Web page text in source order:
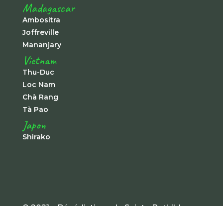
Madagascar
Ambositra
Joffreville
Mananjary
Vietnam
Thu-Duc
Loc Nam
Chà Rang
Tà Pao
Japon
Shirako